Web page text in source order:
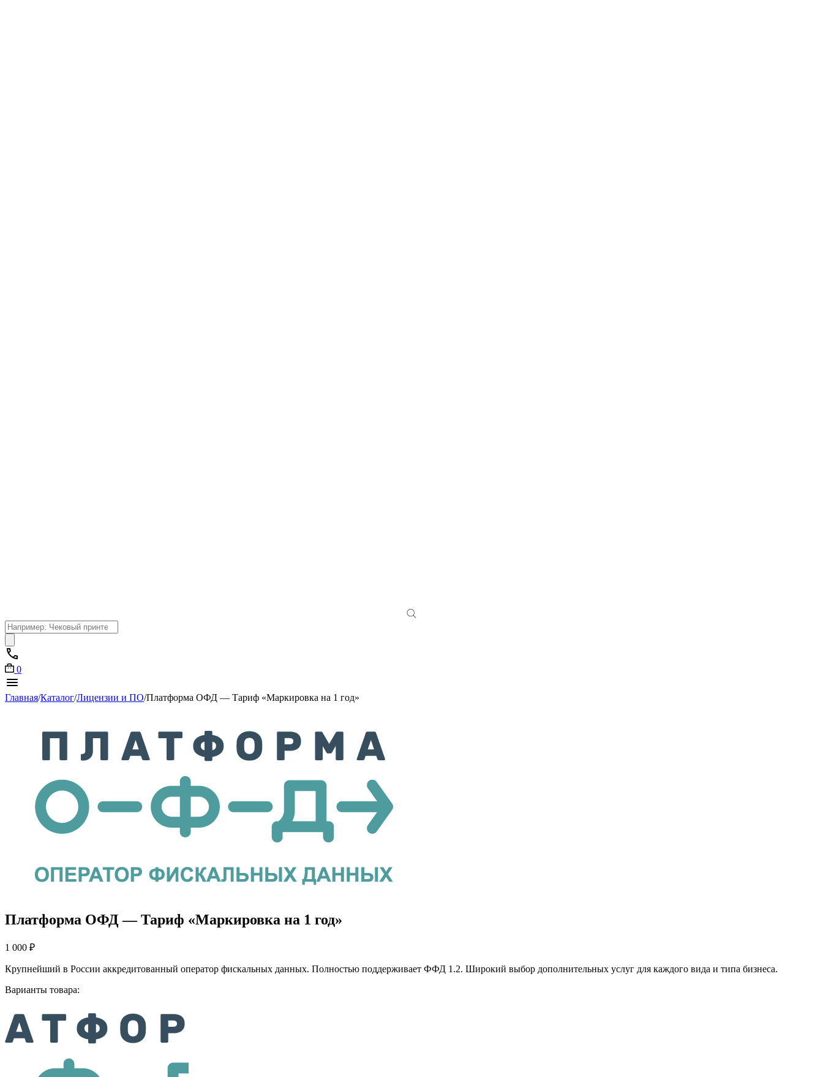
Поиск
товаров
0
Главная/Каталог/Лицензии и ПО/Платформа ОФД — Тариф «Маркировка на 1 год»
Платформа ОФД — Тариф «Маркировка на 1 год»
1 000 ₽
Крупнейший в России аккредитованный оператор фискальных данных. Полностью поддерживает ФФД 1.2. Широкий выбор дополнительных услуг для каждого вида и типа бизнеса.
Варианты товара: